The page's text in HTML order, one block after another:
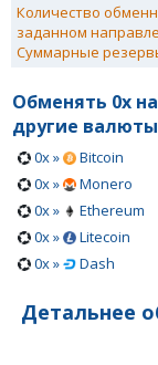
Количество
заданном
Суммарные
Обменять 0x на
другие валюты
0x »
Bitcoin
0x »
Monero
0x »
Ethereum
0x »
Litecoin
0x »
Dash
Детальнее